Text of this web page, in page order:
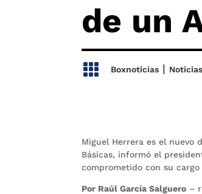
de un
 Boxnoticias| Noticias
Miguel Herrera es el nuevo
Básicas, informó el
comprometido con su
Por Raúl García Salguero –